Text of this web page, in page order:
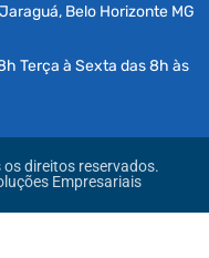
Belo Horizonte MG
Terça à Sexta das 8h às
direitos reservados.
Empresariais